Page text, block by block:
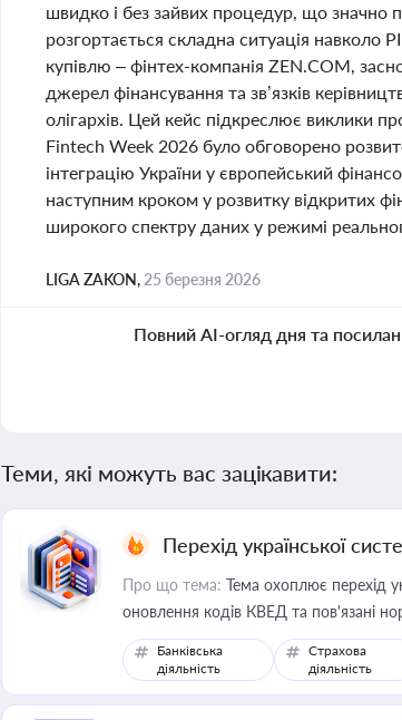
швидко і без зайвих процедур, що значно
розгортається складна ситуація навколо
купівлю – фінтех-компанія ZEN.COM,
джерел фінансування та зв’язків
олігархів. Цей кейс підкреслює виклики
Fintech Week 2026 було обговорено
інтеграцію України у європейський
наступним кроком у розвитку відкритих
широкого спектру даних у режимі
LIGA ZAKON, 25 березня 2026
Повний AI-огляд дня та
Теми, які можуть вас зацікавити:
Перехід української
Про що тема: Тема охоплює перехід
оновлення кодів КВЕД та пов'язані
Банківська
діяльність
Страхова
діяльність